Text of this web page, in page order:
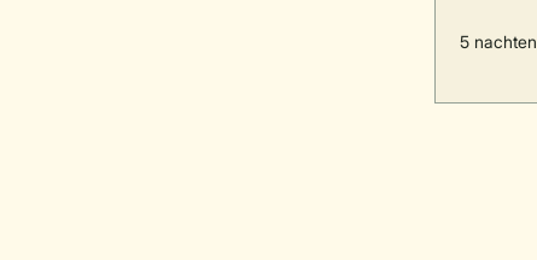
5 nachten